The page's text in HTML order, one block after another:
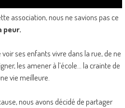
association, nous ne savions pas ce
peur.
ses enfants vivre dans la rue, de ne
les amener à l’école… la crainte de
vie meilleure.
nous avons décidé de partager